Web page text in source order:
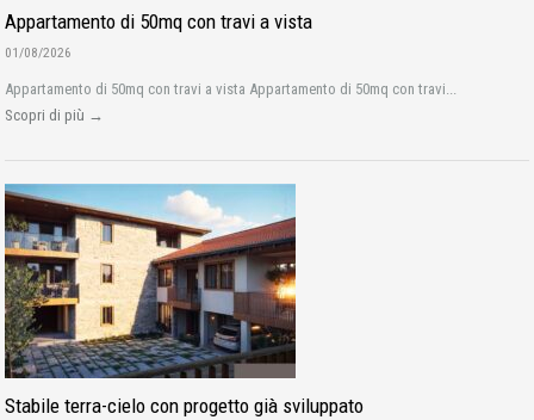
Appartamento di 50mq con travi a vista
01/08/2026
Appartamento di 50mq con travi a vista Appartamento di 50mq con travi...
Scopri di più →
Stabile terra-cielo con progetto già sviluppato